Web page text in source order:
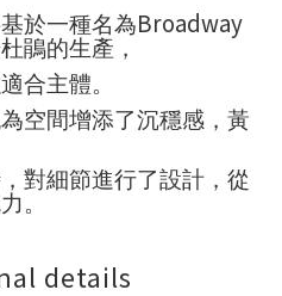
於一種名為Broadway
鵑的生產，
合主體。
空間增添了沉穩感，黃
對細節進行了設計，從
。
details